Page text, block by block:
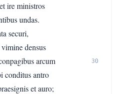
ire ministros
undas.
securi,
densus
arcum
30
conditus antro
et auro;